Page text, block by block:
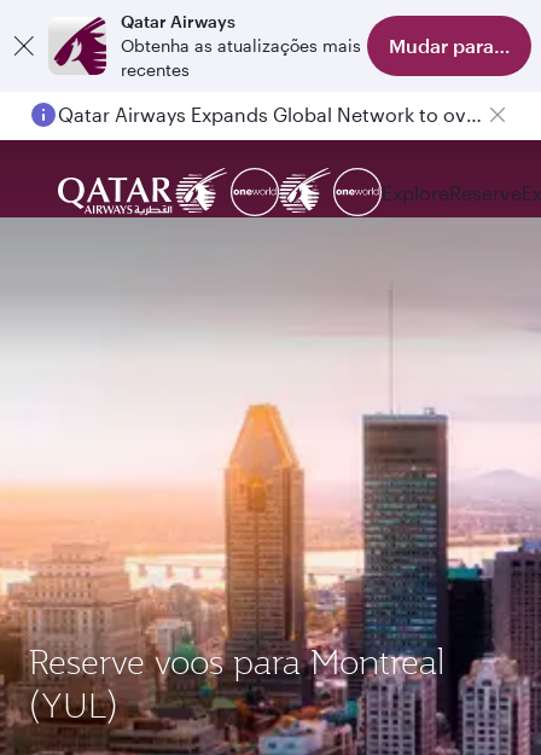
Qatar Airways
Obtenha as atualizações mais
recentes
Mudar para o
Passengers flying between Doha and Auckland on QR914 and QR915
ExploreReserve
Reserve voos para Montreal
(YUL)